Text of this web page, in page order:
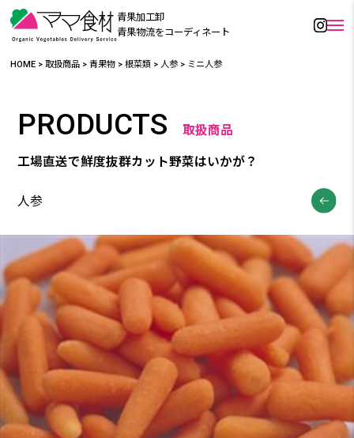
青果加工卸
青果物流をコーディネート
HOME >取扱商品 >青果物 >根菜類 > 人参 > ミニ人参
PRODUCTS 取扱商品
工場直送で鮮度抜群カット野菜はいかが？
人参